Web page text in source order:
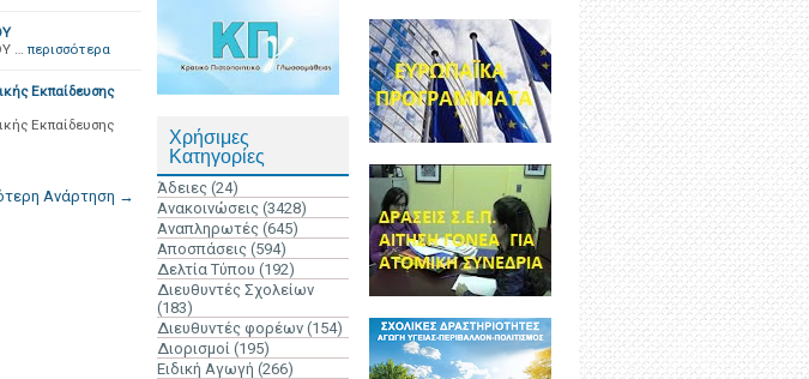
… περισσότερα
Εκπαίδευσης
Εκπαίδευσης
Ανάρτηση →
Χρήσιμες
Κατηγορίες
Άδειες (24)
Ανακοινώσεις (3428)
Αναπληρωτές (645)
Αποσπάσεις (594)
Δελτία Τύπου (192)
Διευθυντές Σχολείων
(183)
Διευθυντές φορέων (154)
Διορισμοί (195)
Ειδική Αγωγή (266)